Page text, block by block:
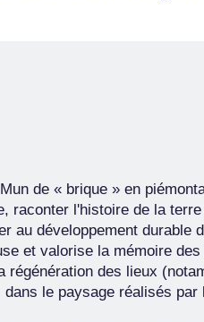
de « brique » en
raconter l'histoire de la
au développement durable
et valorise la mémoire
régénération des lieux
le paysage réalisés